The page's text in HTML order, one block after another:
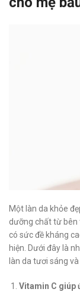
Một làn da khỏe
dưỡng chất từ bên
có sức đề kháng
hiện. Dưới đây là
làn da tươi sáng
Vitamin C giúp